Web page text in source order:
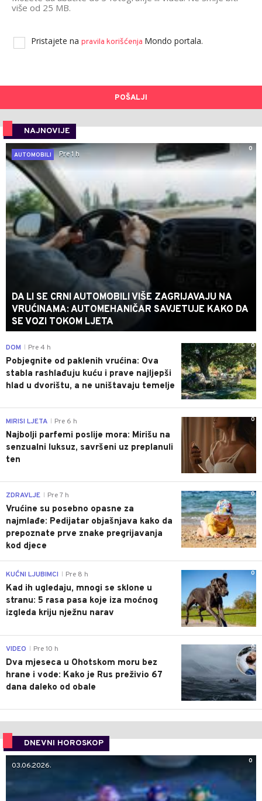
više od 25 MB.
Pristajete na pravila korišćenja Mondo portala.
POŠALJI
NAJNOVIJE
0
AUTOMOBILI
Pre 1 h
DA LI SE CRNI AUTOMOBILI VIŠE ZAGRIJAVAJU NA
VRUĆINAMA: AUTOMEHANIČAR SAVJETUJE KAKO DA
SE VOZI TOKOM LJETA
0
DOM Pre 4 h
Pobjegnite od paklenih vrućina: Ova
stabla rashlađuju kuću i prave najljepši
hlad u dvorištu, a ne uništavaju temelje
0
MIRISI LJETA Pre 6 h
Najbolji parfemi poslije mora: Mirišu na
senzualni luksuz, savršeni uz preplanuli
ten
0
ZDRAVLJE Pre 7 h
Vrućine su posebno opasne za
najmlađe: Pedijatar objašnjava kako da
prepoznate prve znake pregrijavanja
kod djece
0
KUĆNI LJUBIMCI Pre 8 h
Kad ih ugledaju, mnogi se sklone u
stranu: 5 rasa pasa koje iza moćnog
izgleda kriju nježnu narav
0
VIDEO Pre 10 h
Dva mjeseca u Ohotskom moru bez
hrane i vode: Kako je Rus preživio 67
dana daleko od obale
DNEVNI HOROSKOP
0
03.06.2026.